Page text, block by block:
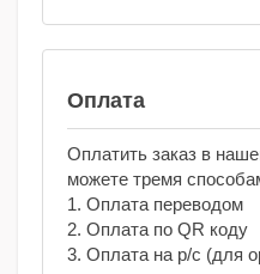
Оплата
Оплатить заказ в
можете тремя
1. Оплата переводом
2. Оплата по QR коду
3. Оплата на р/с (для